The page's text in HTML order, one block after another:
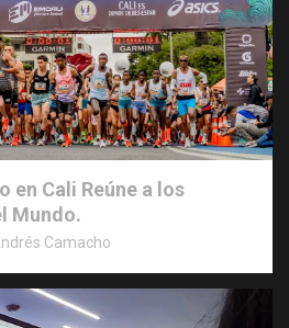
en Cali Reúne a los
Mundo.
Camacho